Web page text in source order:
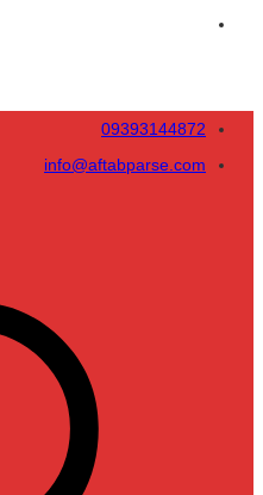
09393144872
info@aftabparse.com